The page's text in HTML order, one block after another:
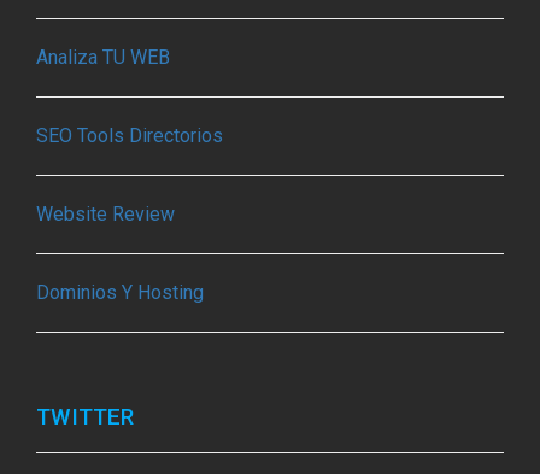
Analiza TU WEB
SEO Tools Directorios
Website Review
Dominios Y Hosting
TWITTER